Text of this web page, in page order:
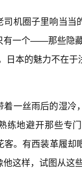
司机圈子里响当当
有一个——那些隐
日本的魅力不在
着一丝雨后的湿冷
练地避开那些专
客。有西装革履
这样，试图从这